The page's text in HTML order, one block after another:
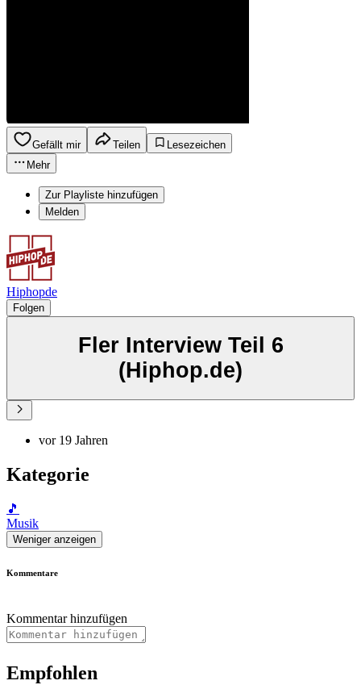
Gefällt mir Teilen
Lesezeichen
Mehr
Zur Playliste hinzufügen
Melden
Hiphopde
Folgen
Fler Interview Teil 6
(Hiphop.de)
vor 19 Jahren
Kategorie
🎵
Musik
Weniger anzeigen
Kommentare
Kommentar hinzufügen
Empfohlen